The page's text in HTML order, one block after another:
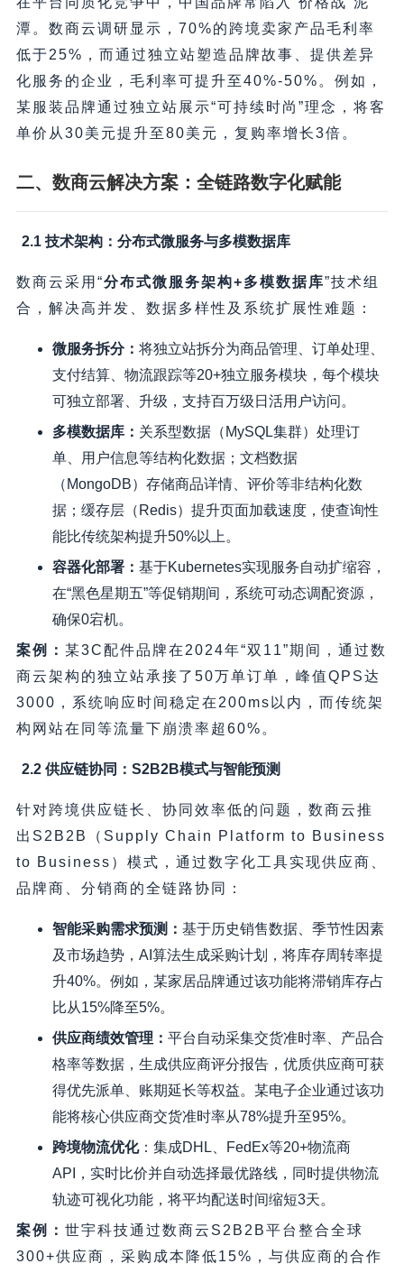
潭。数商云调研显示，70%的跨境卖家产品毛利率
低于25%，而通过独立站塑造品牌故事、提供差异
化服务的企业，毛利率可提升至40%-50%。例如，
某服装品牌通过独立站展示“可持续时尚”理念，将客
单价从30美元提升至80美元，复购率增长3倍。
二、数商云解决方案：全链路数字化赋能
2.1 技术架构：分布式微服务与多模数据库
数商云采用“分布式微服务架构+多模数据库”技术组
合，解决高并发、数据多样性及系统扩展性难题：
微服务拆分： 将独立站拆分为商品管理、订单处理、
支付结算、物流跟踪等20+独立服务模块，每个模块
可独立部署、升级，支持百万级日活用户访问。
多模数据库： 关系型数据（MySQL集群）处理订
单、用户信息等结构化数据；文档数据
（MongoDB）存储商品详情、评价等非结构化数
据；缓存层（Redis）提升页面加载速度，使查询性
能比传统架构提升50%以上。
容器化部署： 基于Kubernetes实现服务自动扩缩容，
在“黑色星期五”等促销期间，系统可动态调配资源，
确保0宕机。
案例 ： 某3C配件品牌在2024年“双11”期间，通过数
商云架构的独立站承接了50万单订单，峰值QPS达
3000，系统响应时间稳定在200ms以内，而传统架
构网站在同等流量下崩溃率超60%。
2.2 供应链协同：S2B2B模式与智能预测
针对跨境供应链长、协同效率低的问题，数商云推
出S2B2B（Supply Chain Platform to Business
to Business）模式，通过数字化工具实现供应商、
品牌商、分销商的全链路协同：
智能采购需求预测 ： 基于历史销售数据、季节性因素
及市场趋势，AI算法生成采购计划，将库存周转率提
升40%。例如，某家居品牌通过该功能将滞销库存占
比从15%降至5%。
供应商绩效管理 ： 平台自动采集交货准时率、产品合
格率等数据，生成供应商评分报告，优质供应商可获
得优先派单、账期延长等权益。某电子企业通过该功
能将核心供应商交货准时率从78%提升至95%。
跨境物流优化：集成DHL、FedEx等20+物流商
API，实时比价并自动选择最优路线，同时提供物流
轨迹可视化功能，将平均配送时间缩短3天。
案例 ： 世宇科技通过数商云S2B2B平台整合全球
300+供应商，采购成本降低15%，与供应商的合作